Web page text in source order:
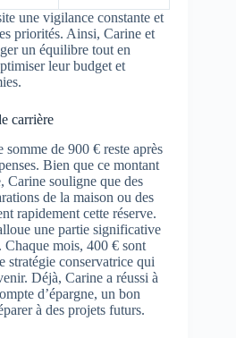
une vigilance constante et
priorités. Ainsi, Carine et
un équilibre tout en
leur budget et
carrière
de 900 € reste après
Bien que ce montant
Carine souligne que des
de la maison ou des
rapidement cette réserve.
une partie significative
Chaque mois, 400 € sont
stratégie conservatrice qui
Déjà, Carine a réussi à
d’épargne, un bon
à des projets futurs.